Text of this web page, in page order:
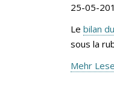
25-05-
Le bilan
sous la
Mehr